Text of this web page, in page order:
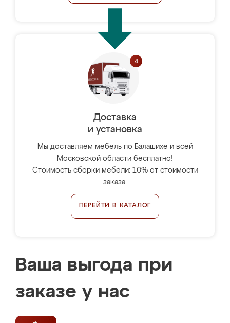
Доставка
и установка
Мы доставляем мебель по Балашихе и всей
Московской области бесплатно!
Стоимость сборки мебели: 10% от стоимости
заказа.
ПЕРЕЙТИ В КАТАЛОГ
Ваша выгода при
заказе у нас